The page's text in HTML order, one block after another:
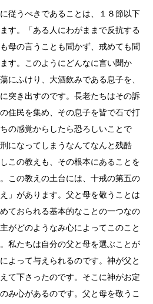
従うべきであることは、１８節以下
す。「ある人にわがままで反抗する
母の言うことも聞かず、戒めても聞
す。このようにどんなに言い聞か
にふけり、大酒飲みである息子を、
突き出すのです。長老たちはその訴
住民を集め、その息子を皆で石で打
の感覚からしたら恐ろしいことで
になってしまうなんてなんと残酷
この教えも、その根本にあることを
この教えの土台には、十戒の第五の
」があります。父と母を敬うことは
ておられる基本的なことの一つなの
がどのようなみ心によってこのこと
私たちは自分の父と母を選ぶことが
よって与えられるのです。神が父と
て下さったのです。そこに神がお定
み心があるのです。父と母を敬うこ